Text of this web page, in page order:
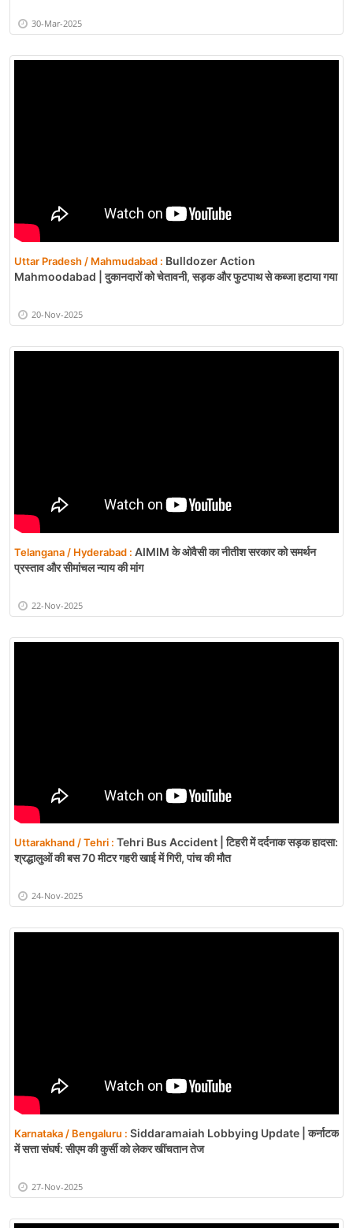
30-Mar-2025
Uttar Pradesh / Mahmudabad : Bulldozer Action
Mahmoodabad | दुकानदारों को चेतावनी, सड़क और फुटपाथ से कब्जा हटाया गया
20-Nov-2025
Telangana / Hyderabad : AIMIM के ओवैसी का नीतीश सरकार को समर्थन
प्रस्ताव और सीमांचल न्याय की मांग
22-Nov-2025
Uttarakhand / Tehri : Tehri Bus Accident | टिहरी में दर्दनाक सड़क हादसा:
श्रद्धालुओं की बस 70 मीटर गहरी खाई में गिरी, पांच की मौत
24-Nov-2025
Karnataka / Bengaluru : Siddaramaiah Lobbying Update | कर्नाटक
में सत्ता संघर्ष: सीएम की कुर्सी को लेकर खींचतान तेज
27-Nov-2025